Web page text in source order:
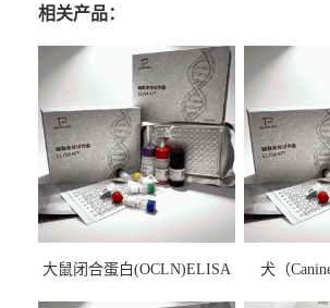
相关产品：
大鼠闭合蛋白(OCLN)ELISA
犬（